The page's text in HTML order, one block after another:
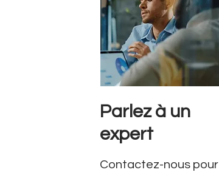
Parlez à un
expert
Contactez-nous pour